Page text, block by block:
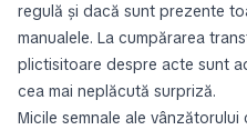
regulă și dacă sunt prezente
manualele. La cumpărarea
plictisitoare despre acte sunt
cea mai neplăcută surpriză.
Micile semnale ale